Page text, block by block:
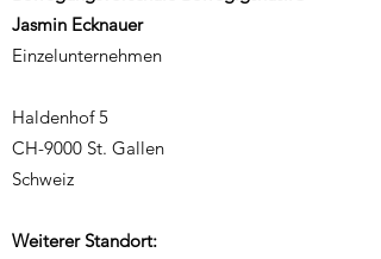
Jasmin Ecknauer
Einzelunternehmen
Haldenhof 5
CH-9000 St. Gallen
Schweiz
Weiterer Standort: